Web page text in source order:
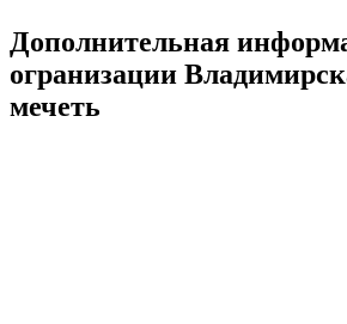
Дополнительная
огранизации
мечеть